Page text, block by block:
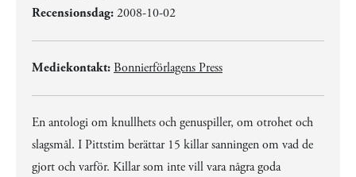
Recensionsdag:2008-10-02
Mediekontakt: Bonnierförlagens Press
En antologi om knullhets och genuspiller, om otrohet och
slagsmål. I Pittstim berättar 15 killar sanningen om vad de
gjort och varför. Killar som inte vill vara några goda